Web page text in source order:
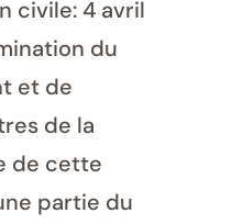
civile: 4 avril
du
et de
de la
de cette
partie du